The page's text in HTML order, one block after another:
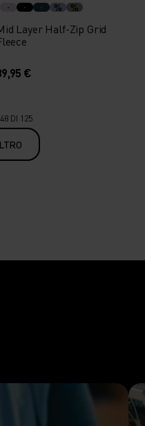
% %
Layer Half-Zip Grid
€
DI 125